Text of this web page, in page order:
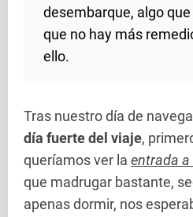
desembarque, algo
que no hay más
ello.
Tras nuestro día de
día fuerte del viaje,
queríamos ver la entrada a
que madrugar bastante,
apenas dormir, nos